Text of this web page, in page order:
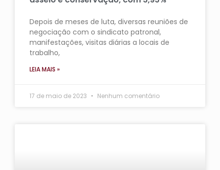
Depois de meses de luta, diversas reuniões de
negociação com o sindicato patronal,
manifestações, visitas diárias a locais de
trabalho,
LEIA MAIS »
17 de maio de 2023 Nenhum comentário